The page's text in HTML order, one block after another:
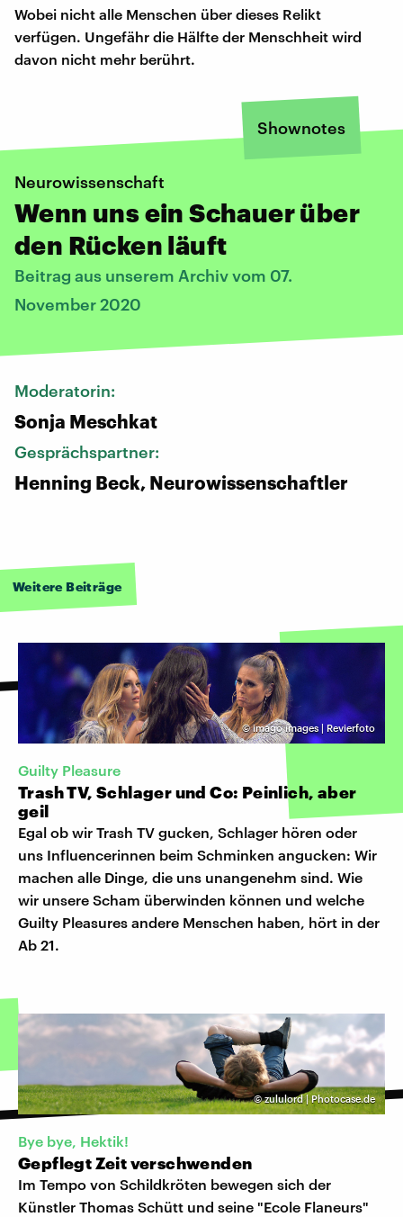
Wobei nicht alle Menschen über dieses Relikt
verfügen. Ungefähr die Hälfte der Menschheit wird
davon nicht mehr berührt.
Shownotes
Neurowissenschaft
Wenn uns ein Schauer über
den Rücken läuft
Beitrag aus unserem Archiv vom 07.
November 2020
Moderatorin:
Sonja Meschkat
Gesprächspartner:
Henning Beck, Neurowissenschaftler
Weitere Beiträge
©imago images | Revierfoto
Guilty Pleasure
Trash TV, Schlager und Co: Peinlich, aber
geil
Egal ob wir Trash TV gucken, Schlager hören oder
uns Influencerinnen beim Schminken angucken: Wir
machen alle Dinge, die uns unangenehm sind. Wie
wir unsere Scham überwinden können und welche
Guilty Pleasures andere Menschen haben, hört in der
Ab 21.
©zululord | Photocase.de
Bye bye, Hektik!
Gepflegt Zeit verschwenden
Im Tempo von Schildkröten bewegen sich der
Künstler Thomas Schütt und seine "Ecole Flaneurs"